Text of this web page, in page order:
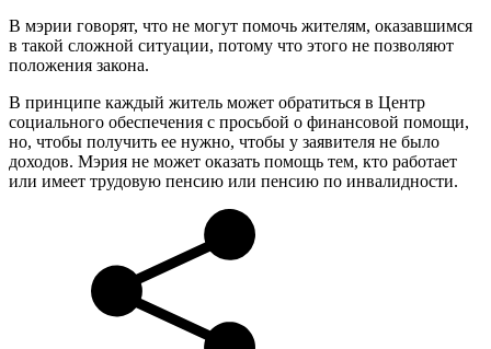
В мэрии говорят, что не могут помочь жителям, оказавшимся
в такой сложной ситуации, потому что этого не позволяют
положения закона.
В принципе каждый житель может обратиться в Центр
социального обеспечения с просьбой о финансовой помощи,
но, чтобы получить ее нужно, чтобы у заявителя не было
доходов. Мэрия не может оказать помощь тем, кто работает
или имеет трудовую пенсию или пенсию по инвалидности.